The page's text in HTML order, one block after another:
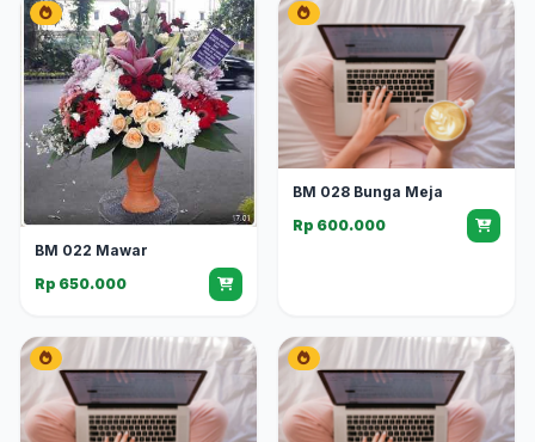
BM 022 Mawar
Rp 650.000
BM 028 Bunga Meja
Rp 600.000